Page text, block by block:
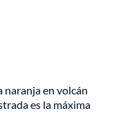
naranja en volcán
es la máxima